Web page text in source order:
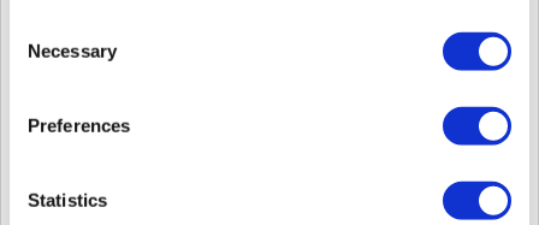
Selection
Necessary
Preferences
Statistics
Mejorado para obtener la actualización del usuario sucedió
GetLogWithFilter
Admite la opción de visualización de resultados de
Se ha mejorado el mensaje emergente que se muestra
establecen la segunda credencial como huella dactilar en el